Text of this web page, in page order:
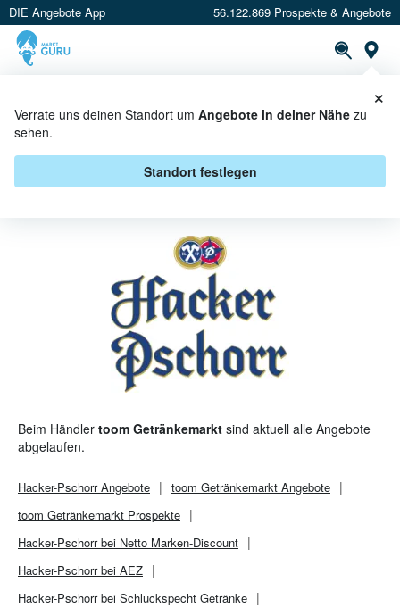
DIE Angebote App 56.122.869 Prospekte & Angebote
Verrate uns deinen Standort um Angebote in deiner Nähe zu
sehen.
Standort festlegen
×
HACKER-PSCHORR BEI TOOM
GETRÄNKEMARKT - ANGEBOTE &
AKTIONEN
Beim Händler toom Getränkemarkt sind aktuell alle Angebote
abgelaufen.
Hacker-PschorrAngebote toom Getränkemarkt Angebote
toom Getränkemarkt Prospekte
Hacker-Pschorr bei Netto Marken-Discount
Hacker-Pschorr bei AEZ
Hacker-Pschorr bei Schluckspecht Getränke